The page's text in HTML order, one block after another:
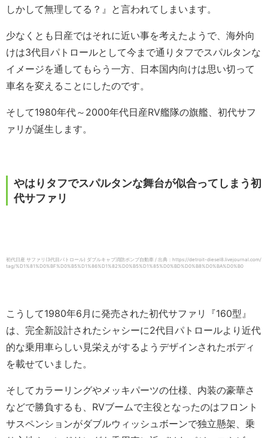
しかして無理してる？』と言われてしまいます。
少なくとも日産ではそれに近い事を考えたようで、海外向
けは3代目パトロールとして今まで通りタフでスパルタンな
イメージを通してもらう一方、日本国内向けは思い切って
車名を変えることにしたのです。
そして1980年代～2000年代日産RV艦隊の旗艦、初代サフ
ァリが誕生します。
やはりタフでスパルタンな舞台が似合ってしまう初
代サファリ
初代日産 サファリ(3代目パトロール) ダブルキャブ消防ポンプ自動車 / 出典：https://detroit-diesel8.livejournal.com/
tag/%D1%81%D0%BF%D0%B5%D1%86%D1%82%D0%B5%D1%85%D0%BD%D0%B8%D0%BA%D0%B0
こうして1980年6月に発売された初代サファリ『160型』
は、完全新設計されたシャシーに2代目パトロールより近代
的な乗用車らしい見栄えがするようデザインされたボディ
を載せていました。
そしてカラーリングやメッキパーツの仕様、内装の豪華さ
などで勝負するも、RVブームで主役となったのはフロント
サスペンションがダブルウィッシュボーンで独立懸架、乗